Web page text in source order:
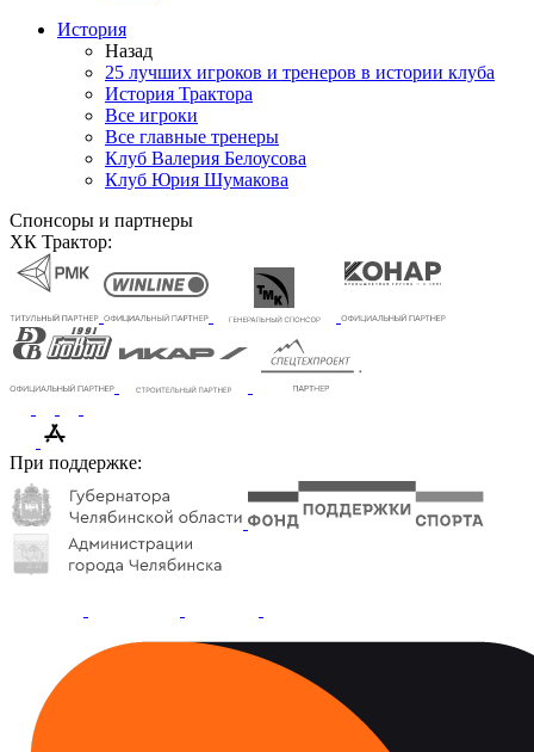
История
Назад
25 лучших игроков и тренеров в истории клуба
История Трактора
Все игроки
Все главные тренеры
Клуб Валерия Белоусова
Клуб Юрия Шумакова
Спонсоры и партнеры
ХК Трактор:
При поддержке: